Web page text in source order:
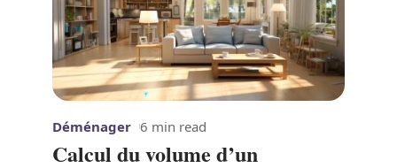
Déménager 6 min read
Calcul du volume d’un